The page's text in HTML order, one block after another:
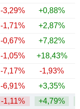
-3,29% +0,88%
-1,71% +2,87%
-0,67% +7,82%
-1,05% +18,43%
-7,17% -1,93%
-6,91% +3,35%
-1,11% +4,79%